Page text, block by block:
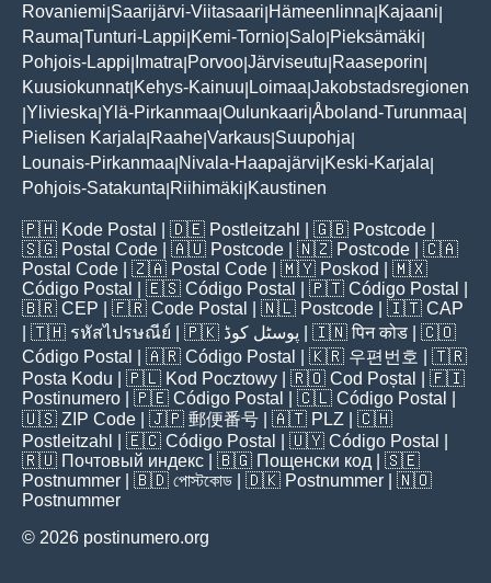
Rovaniemi Saarijärvi-Viitasaari Hämeenlinna Kajaani
Rauma Tunturi-Lappi Kemi-Tornio Salo Pieksämäki
Pohjois-Lappi Imatra Porvoo Järviseutu Raaseporin
Kuusiokunnat| Kehys-Kainuu Loimaa Jakobstadsregionen
Ylivieska Ylä-Pirkanmaa Oulunkaari Åboland-Turunmaa
Pielisen Karjala Raahe Varkaus Suupohja
Lounais-Pirkanmaa Nivala-Haapajärvi Keski-Karjala
Pohjois-Satakunta Riihimäki Kaustinen
🇵🇭 Kode Postal | 🇩🇪 Postleitzahl | 🇬🇧 Postcode
🇸🇬 Postal Code | 🇦🇺 Postcode | 🇳🇿 Postcode | 🇨🇦
Postal Code | 🇿🇦 Postal Code | 🇲🇾 Poskod
| 🇲🇽
Código Postal
| 🇪🇸 Código Postal | 🇵🇹 Código Postal
🇧🇷 CEP | 🇫🇷 Code Postal | 🇳🇱 Postcode | 🇮🇹 CAP
| 🇹🇭 รหัสไปรษณีย์ | 🇵🇰 پوسٹل کوڈ | 🇮🇳पिन कोड | 🇨🇴
Código Postal
| 🇦🇷 Código Postal | 🇰🇷 우편번호
| 🇹🇷
Posta Kodu | 🇵🇱 Kod Pocztowy | 🇷🇴 Cod Poștal
| 🇫🇮
Postinumero | 🇵🇪 Código Postal | 🇨🇱 Código Postal
🇺🇸 ZIP Code | 🇯🇵 郵便番号 | 🇦🇹 PLZ | 🇨🇭
Postleitzahl
| 🇪🇨 Código Postal | 🇺🇾 Código Postal
🇷🇺 Почтовый индекс | 🇧🇬 Пощенски код | 🇸🇪
Postnummer | 🇧🇩 পোস্টকোড | 🇩🇰 Postnummer | 🇳🇴
Postnummer
© 2026 postinumero.org